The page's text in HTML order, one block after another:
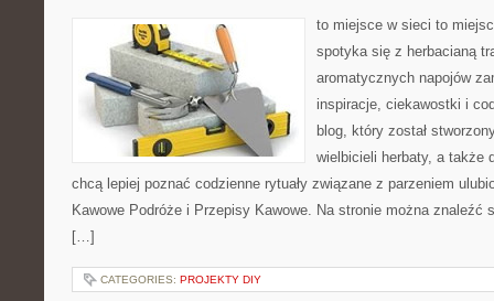
to miejsce w sieci to
spotyka się z herbacianą
aromatycznych napojów
inspiracje, ciekawostki i
blog, który został
wielbicieli herbaty, a także
chcą lepiej poznać codzienne rytuały związane z parzeniem
Kawowe Podróże i Przepisy Kawowe. Na stronie można znaleźć
[…]
CATEGORIES: PROJEKTY DIY